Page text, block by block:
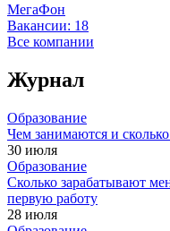
МегаФон
Вакансии: 18
Все компании
Журнал
Образование
Чем занимаются и
30 июля
Образование
Сколько зарабатывают
первую работу
28 июля